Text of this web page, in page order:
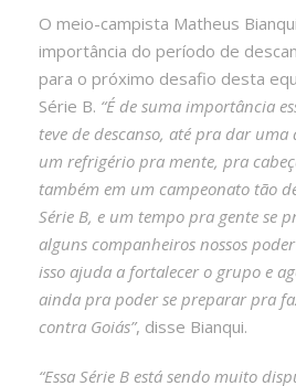
O meio-campista Matheus
importância do período de
para o próximo desafio desta
Série B. “É de suma importância
teve de descanso, até pra dar
um refrigério pra mente, pra
também em um campeonato tão
Série B, e um tempo pra gente se
alguns companheiros nossos
isso ajuda a fortalecer o grupo e
ainda pra poder se preparar pra
contra Goiás”, disse Bianqui.
“Essa Série B está sendo muito